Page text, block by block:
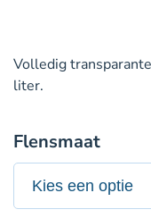
Volledig
liter.
Flensmaat